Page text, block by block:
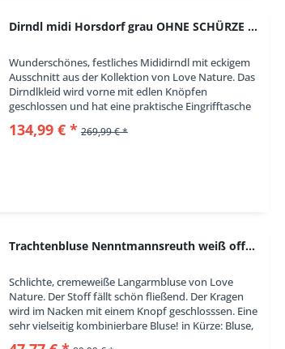
Dirndl midi Horsdorf grau OHNE SCHÜRZE Love Nature
Wunderschönes, festliches Mididirndl mit eckigem
Ausschnitt aus der Kollektion von Love Nature. Das
Dirndlkleid wird vorne mit edlen Knöpfen
geschlossen und hat eine praktische Eingrifftasche
für die nötigen Kleinigkeiten. Der Ausschnitt...
134,99 € * 269,99 € *
Trachtenbluse Nenntmannsreuth weiß offwhite...
Schlichte, cremeweiße Langarmbluse von Love
Nature. Der Stoff fällt schön fließend. Der Kragen
wird im Nacken mit einem Knopf geschlosssen. Eine
sehr vielseitig kombinierbare Bluse! in Kürze: Bluse,
Farbe: weiß, offwhite, langärmelig,...